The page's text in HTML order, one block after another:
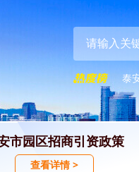
泰
市园区招商引资政策
查看详情 >